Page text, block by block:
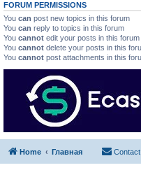
FORUM PERMISSIONS
You can post new topics in this forum
You can reply to topics in this forum
You cannot edit your posts in this forum
You cannot delete your posts in this
You cannot post attachments in this
Home Главная